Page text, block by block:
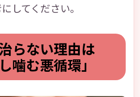
してください。
らない理由は
噛む悪循環」